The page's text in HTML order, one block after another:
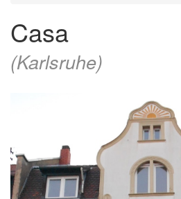
Casa
(Karlsruhe)